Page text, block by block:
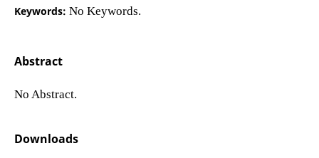
Keywords: No Keywords.
Abstract
No Abstract.
Downloads